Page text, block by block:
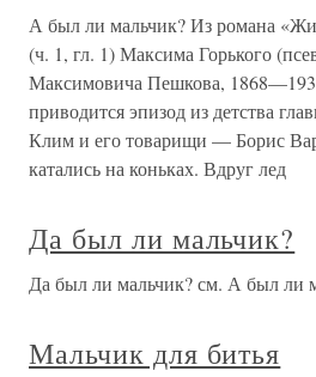
А был ли мальчик? Из романа
(ч. 1, гл. 1) Максима Горького
Максимовича Пешкова,
приводится эпизод из детства
Клим и его товарищи — Борис
катались на коньках. Вдруг лед
Да был ли мальчик?
Да был ли мальчик? см. А был ли
Мальчик для битья